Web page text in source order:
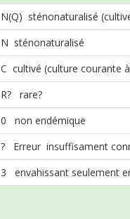
N(Q) sténonaturalisé
N sténonaturalisé
C cultivé (culture courante
R? rare?
0 non endémique
? Erreur insuffisament
3 envahissant seulement